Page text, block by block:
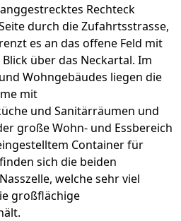
Rechteck
durch die Zufahrtsstrasse,
es an das offene Feld mit
über das Neckartal. Im
Wohngebäudes liegen die
mit
und Sanitärräumen und
große Wohn- und Essbereich
Container für
sich die beiden
welche sehr viel
großflächige